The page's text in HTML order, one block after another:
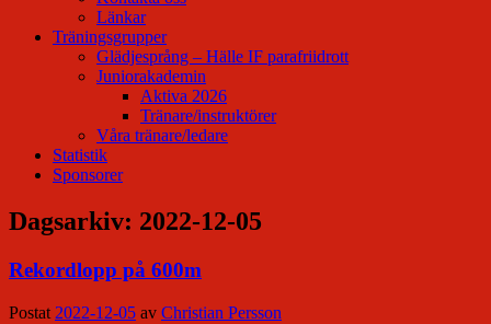
Länkar
Träningsgrupper
Glädjesprång – Hälle IF parafriidrott
Juniorakademin
Aktiva 2026
Tränare/instruktörer
Våra tränare/ledare
Statistik
Sponsorer
Dagsarkiv: 2022-12-05
Rekordlopp på 600m
Postat 2022-12-05 av Christian Persson